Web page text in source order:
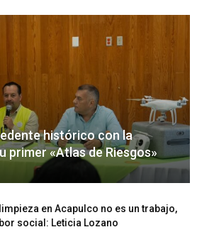
histórico con la
primer «Atlas de Riesgos»
en Acapulco no es un trabajo,
social: Leticia Lozano